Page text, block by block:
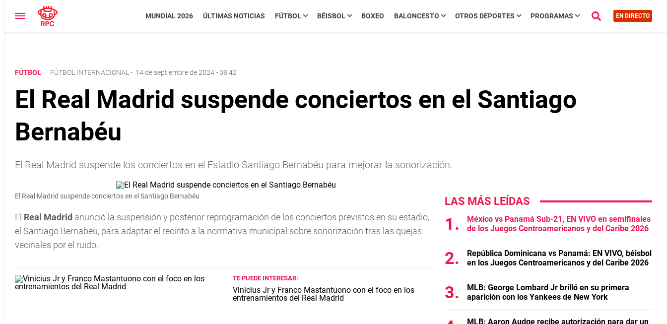
MUNDIAL 2026 ÚLTIMAS NOTICIAS FÚTBOL BÉISBOL BOXEO BALONCESTO OTROS DEPORTES PROGRAMAS EN DIRECTO
FÚTBOL FÚTBOL INTERNACIONAL - 14 de septiembre de 2024 - 08:42
El Real Madrid suspende conciertos en el Santiago
Bernabéu
El Real Madrid suspende los conciertos en el Estadio Santiago Bernabéu para mejorar la sonorización.
El Real Madrid suspende conciertos en el Santiago Bernabéu
El Real Madrid anunció la suspensión y posterior reprogramación de los conciertos previstos en su estadio,
el Santiago Bernabéu, para adaptar el recinto a la normativa municipal sobre sonorización tras las quejas
vecinales por el ruido.
TE PUEDE INTERESAR:
Vinicius Jr y Franco Mastantuono con el foco en los
entrenamientos del Real Madrid
LAS MÁS LEÍDAS
México vs Panamá Sub-21, EN VIVO en semifinales
de los Juegos Centroamericanos y del Caribe 2026
República Dominicana vs Panamá: EN VIVO, béisbol
en los Juegos Centroamericanos y del Caribe 2026
MLB: George Lombard Jr brilló en su primera
aparición con los Yankees de New York
MLB: Aaron Audge recibe autorización para dar un